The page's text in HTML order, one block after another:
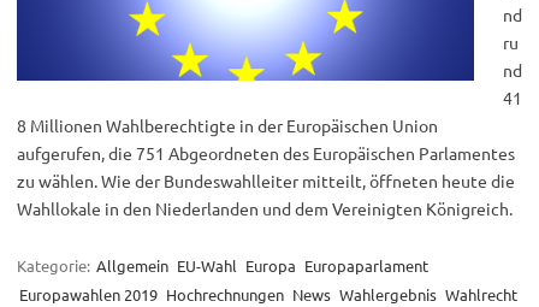
nd
ru
nd
41
8 Millionen Wahlberechtigte in der Europäischen Union
aufgerufen, die 751 Abgeordneten des Europäischen Parlamentes
zu wählen. Wie der Bundeswahlleiter mitteilt, öffneten heute die
Wahllokale in den Niederlanden und dem Vereinigten Königreich.
Kategorie: Allgemein EU-Wahl Europa Europaparlament
Europawahlen 2019 Hochrechnungen News Wahlergebnis Wahlrecht